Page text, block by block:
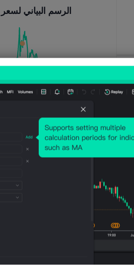
الرسم البياني لسعر
مؤشرات ذات
اليابان